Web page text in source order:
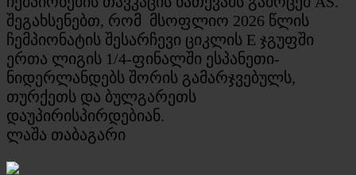
შეგახსენებთ, რომ მსოფლიო 2026 წლის
ჩემპიონატის შესარჩევი ციკლის E ჯგუფში
ერთა ლიგის 1/4-ფინალში ესპანეთი-
ნიდერლანდებს შორის გამარჯვებულს,
თურქეთს და ბულგარეთს
დაუპირისპირდებიან.
ლაშა თაბაგარი